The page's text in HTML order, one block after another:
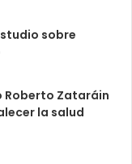
sobre
Roberto Zataráin
la salud